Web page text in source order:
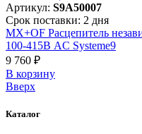
Артикул: S9A50007
Срок поставки: 2 дня
MX+OF Расцепитель
100-415В AC Systeme9
9 760 ₽
В корзинy
Вверх
Каталог